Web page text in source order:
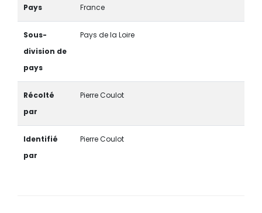
Pays France
Sous-
division de
pays
Pays de la Loire
Récolté
par
Pierre Coulot
Identifié
par
Pierre Coulot